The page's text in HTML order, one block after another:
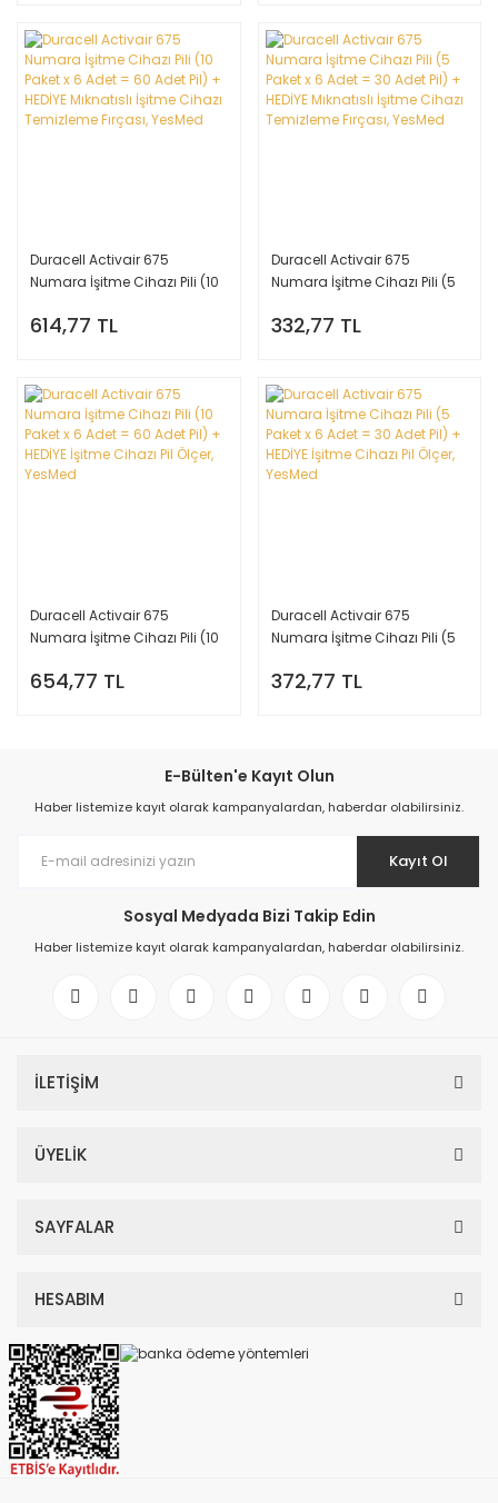
Duracell Activair 675
Numara İşitme Cihazı Pili (10
HEDİYE Mıknatıslı İşitme
614,77 TL
Duracell Activair 675
Numara İşitme Cihazı Pili (5
HEDİYE Mıknatıslı İşitme
332,77 TL
Duracell Activair 675
Numara İşitme Cihazı Pili (10
HEDİYE İşitme Cihazı Pil Ölçer,
654,77 TL
Duracell Activair 675
Numara İşitme Cihazı Pili (5
HEDİYE İşitme Cihazı Pil Ölçer,
372,77 TL
E-Bülten'e Kayıt Olun
Haber listemize kayıt olarak kampanyalardan, haberdar olabilirsiniz.
Kayıt Ol
Sosyal Medyada Bizi Takip Edin
Haber listemize kayıt olarak kampanyalardan, haberdar olabilirsiniz.
İLETİŞİM
ÜYELİK
SAYFALAR
HESABIM